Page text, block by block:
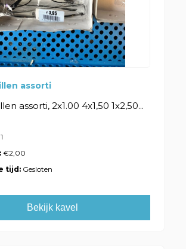
assorti
assorti, 2x1.00 4x1,50 1x2,50...
1
€2,00
tijd: Gesloten
Bekijk kavel